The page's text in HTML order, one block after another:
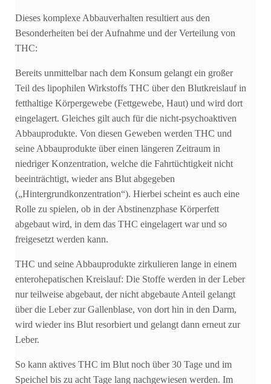
Dieses komplexe Abbauverhalten resultiert aus den
Besonderheiten bei der Aufnahme und der Verteilung von
THC:
Bereits unmittelbar nach dem Konsum gelangt ein großer
Teil des lipophilen Wirkstoffs THC über den Blutkreislauf in
fetthaltige Körpergewebe (Fettgewebe, Haut) und wird dort
eingelagert. Gleiches gilt auch für die nicht-psychoaktiven
Abbauprodukte. Von diesen Geweben werden THC und
seine Abbauprodukte über einen längeren Zeitraum in
niedriger Konzentration, welche die Fahrtüchtigkeit nicht
beeinträchtigt, wieder ans Blut abgegeben
(„Hintergrundkonzentration“). Hierbei scheint es auch eine
Rolle zu spielen, ob in der Abstinenzphase Körperfett
abgebaut wird, in dem das THC eingelagert war und so
freigesetzt werden kann.
THC und seine Abbauprodukte zirkulieren lange in einem
enterohepatischen Kreislauf: Die Stoffe werden in der Leber
nur teilweise abgebaut, der nicht abgebaute Anteil gelangt
über die Leber zur Gallenblase, von dort hin in den Darm,
wird wieder ins Blut resorbiert und gelangt dann erneut zur
Leber.
So kann aktives THC im Blut noch über 30 Tage und im
Speichel bis zu acht Tage lang nachgewiesen werden. Im